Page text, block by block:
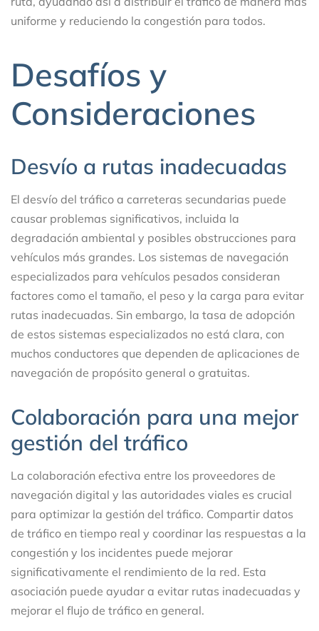
uniforme y reduciendo la congestión para todos.
Desafíos y
Consideraciones
Desvío a rutas inadecuadas
El desvío del tráfico a carreteras secundarias puede
causar problemas significativos, incluida la
degradación ambiental y posibles obstrucciones para
vehículos más grandes. Los sistemas de navegación
especializados para vehículos pesados consideran
factores como el tamaño, el peso y la carga para evitar
rutas inadecuadas. Sin embargo, la tasa de adopción
de estos sistemas especializados no está clara, con
muchos conductores que dependen de aplicaciones de
navegación de propósito general o gratuitas.
Colaboración para una mejor
gestión del tráfico
La colaboración efectiva entre los proveedores de
navegación digital y las autoridades viales es crucial
para optimizar la gestión del tráfico. Compartir datos
de tráfico en tiempo real y coordinar las respuestas a la
congestión y los incidentes puede mejorar
significativamente el rendimiento de la red. Esta
asociación puede ayudar a evitar rutas inadecuadas y
mejorar el flujo de tráfico en general.